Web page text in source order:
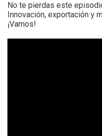
No te pierdas este
Innovación, exportación y
¡Vamos!